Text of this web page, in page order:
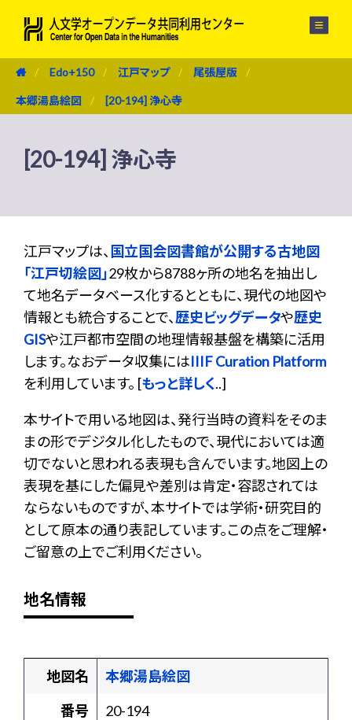
Edo+150 江戸マップ 尾張屋版
本郷湯島絵図 [20-194] 浄心寺
[20-194] 浄心寺
江戸マップは、 国立国会図書館が公開する古地図
「江戸切絵図」29枚から8788ヶ所の地名を抽出し
て地名データベース化するとともに、現代の地図や
情報とも統合することで、歴史ビッグデータや歴史
GISや江戸都市空間の地理情報基盤を構築に活用
します。なおデータ収集にはIIIF Curation Platform
を利用しています。 [もっと詳しく..]
本サイトで用いる地図は、発行当時の資料をそのま
まの形でデジタル化したもので、現代においては適
切でないと思われる表現も含んでいます。地図上の
表現を基にした偏見や差別は肯定・容認されては
ならないものですが、本サイトでは学術・研究目的
として原本の通り表記しています。この点をご理解・
ご留意の上でご利用ください。
地名情報
地図名
本郷湯島絵図
番号
20-194